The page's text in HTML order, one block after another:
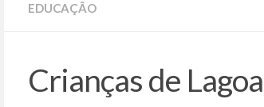
EDUCAÇÃO
Crianças de